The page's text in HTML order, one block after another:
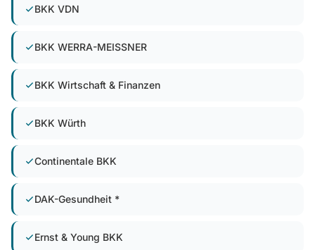
BKK VDN
BKK WERRA-MEISSNER
BKK Wirtschaft & Finanzen
BKK Würth
Continentale BKK
DAK-Gesundheit *
Ernst & Young BKK